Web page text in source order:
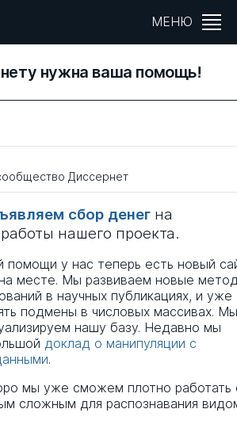
МЕНЮ
нужна ваша помощь!
Диссернет
сбор денег на
нашего проекта.
помощи у нас теперь есть новый
месте. Мы развиваем новые
в научных публикациях, и уже
подмены в числовых массивах. Мы
нашу базу. Недавно мы
доклад о манипуляции с
.
мы уже сможем плотно работать
сложным для распознавания